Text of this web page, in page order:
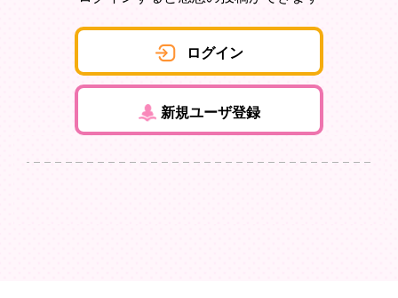
ログイン
新規ユーザ登録